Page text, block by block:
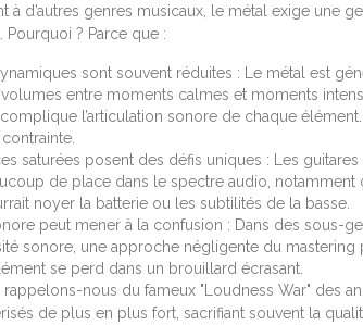
à d’autres genres musicaux, le métal exige une
Pourquoi ? Parce que :
sont souvent réduites : Le métal est
entre moments calmes et moments
l’articulation sonore de chaque
saturées posent des défis uniques : Les
de place dans le spectre audio, notamment
noyer la batterie ou les subtilités de la basse.
peut mener à la confusion : Dans des sous-
sonore, une approche négligente du mastering
se perd dans un brouillard écrasant.
rappelons-nous du fameux "Loudness War" des
de plus en plus fort, sacrifiant souvent la